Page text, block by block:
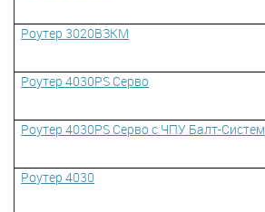
Роутер 3020ВЗКМ
Роутер 4030PS Серво
Роутер 4030PS Серво с ЧПУ Балт-Cистем
Роутер 4030